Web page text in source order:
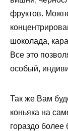
фруктов.
шоколада,
Все это
особый,
Так же Вам
коньяка на
гораздо более